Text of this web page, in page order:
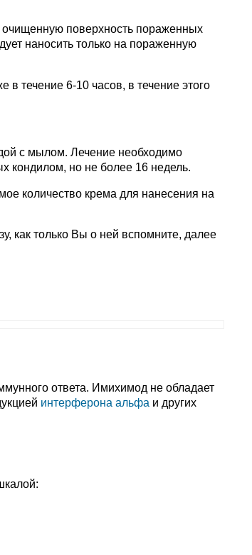
поверхность пораженных
наносить только на пораженную
течение 6-10 часов, в течение этого
с мылом. Лечение необходимо
кондилом, но не более 16 недель.
количество крема для нанесения на
как только Вы о ней вспомните, далее
ответа. Имихимод не обладает
интерферона альфа и других